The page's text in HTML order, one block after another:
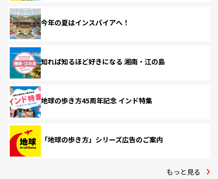
今年の夏はインスパイアへ！
知れば知るほど好きになる 湘南・江の島
地球の歩き方45周年記念 インド特集
「地球の歩き方」シリーズ広告のご案内
もっと見る